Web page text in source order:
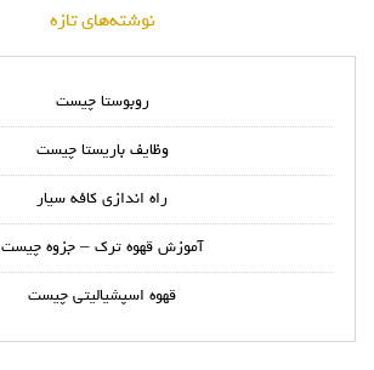
نوشته‌های تازه
روبوستا چیست
وظایف باریستا چیست
راه اندازی کافه سیار
آموزش قهوه ترک – جزوه چیست
قهوه اسپشیالیتی چیست